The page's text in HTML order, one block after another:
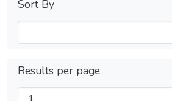
Sort By
Results per page